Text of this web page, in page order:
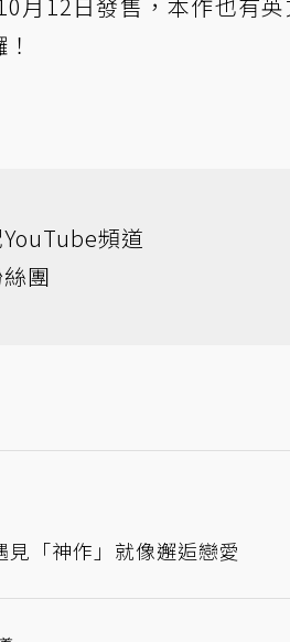
頻道
團
見「神作」就像邂逅戀愛